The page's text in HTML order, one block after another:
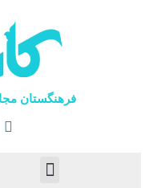
فرهنگستان